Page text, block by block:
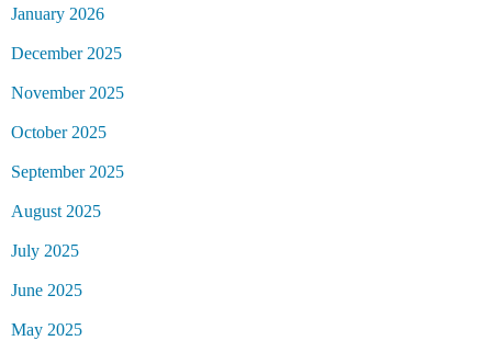
January 2026
December 2025
November 2025
October 2025
September 2025
August 2025
July 2025
June 2025
May 2025